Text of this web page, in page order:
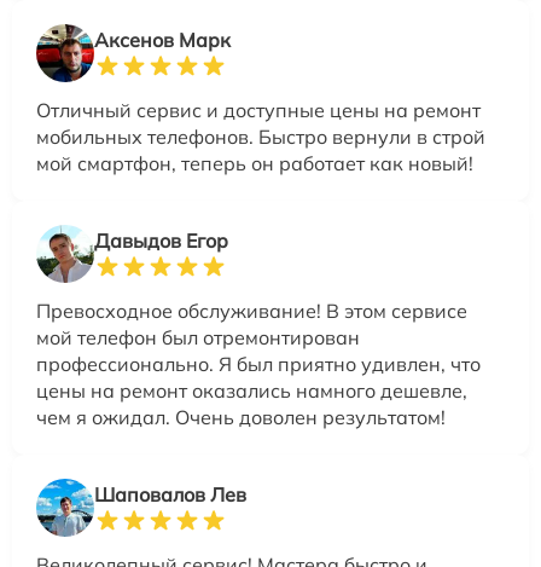
Аксенов Марк
Отличный сервис и доступные цены на ремонт
мобильных телефонов. Быстро вернули в строй
мой смартфон, теперь он работает как новый!
Давыдов Егор
Превосходное обслуживание! В этом сервисе
мой телефон был отремонтирован
профессионально. Я был приятно удивлен, что
цены на ремонт оказались намного дешевле,
чем я ожидал. Очень доволен результатом!
Шаповалов Лев